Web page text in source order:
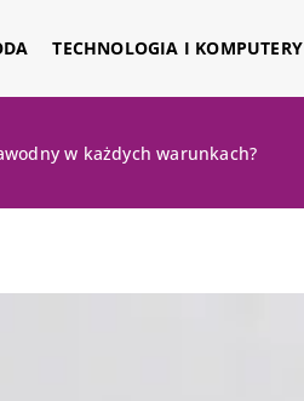
TECHNOLOGIA I KOMPUTERY
w każdych warunkach?